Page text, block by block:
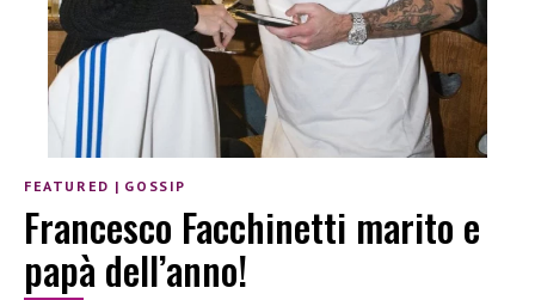
FEATURED | GOSSIP
Francesco Facchinetti marito e
papà dell’anno!